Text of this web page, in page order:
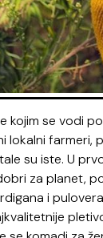
kojim se vodi
lokalni farmeri,
su iste. U
za planet,
i